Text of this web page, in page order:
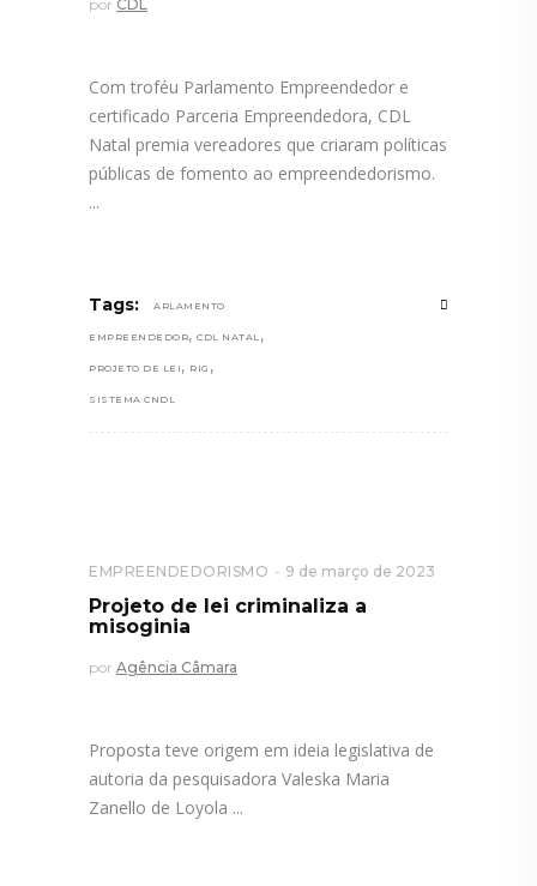
por CDL
Com troféu Parlamento Empreendedor e
certificado Parceria Empreendedora, CDL
Natal premia vereadores que criaram políticas
públicas de fomento ao empreendedorismo.
Tags: ARLAMENTO
EMPREENDEDOR, CDL NATAL ,
PROJETO DE LEI , RIG ,
SISTEMA CNDL
EMPREENDEDORISMO 9 de março de 2023
Projeto de lei criminaliza a
misoginia
por Agência Câmara
Proposta teve origem em ideia legislativa de
autoria da pesquisadora Valeska Maria
Zanello de Loyola